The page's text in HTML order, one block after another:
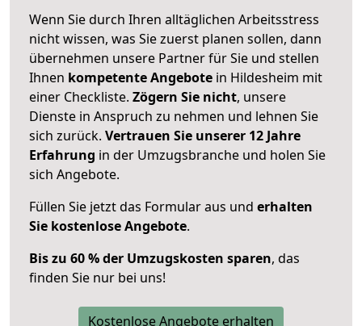
Wenn Sie durch Ihren alltäglichen Arbeitsstress
nicht wissen, was Sie zuerst planen sollen, dann
übernehmen unsere Partner für Sie und stellen
Ihnen kompetente Angebote in Hildesheim mit
einer Checkliste. Zögern Sie nicht, unsere
Dienste in Anspruch zu nehmen und lehnen Sie
sich zurück. Vertrauen Sie unserer 12 Jahre
Erfahrung in der Umzugsbranche und holen Sie
sich Angebote.
Füllen Sie jetzt das Formular aus und erhalten
Sie kostenlose Angebote.
Bis zu 60 % der Umzugskosten sparen, das
finden Sie nur bei uns!
Kostenlose Angebote erhalten